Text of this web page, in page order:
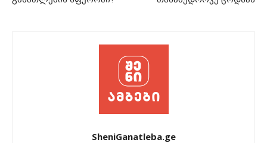
SheniGanatleba.ge